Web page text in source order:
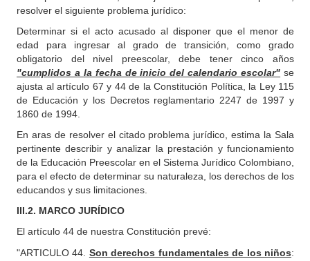
resolver el siguiente problema jurídico:
Determinar si el acto acusado al disponer que el menor de
edad para ingresar al grado de transición, como grado
obligatorio del nivel preescolar, debe tener cinco años
"cumplidos a la fecha de inicio del calendario escolar" se
ajusta al artículo 67 y 44 de la Constitución Política, la Ley 115
de Educación y los Decretos reglamentario 2247 de 1997 y
1860 de 1994.
En aras de resolver el citado problema jurídico, estima la Sala
pertinente describir y analizar la prestación y funcionamiento
de la Educación Preescolar en el Sistema Jurídico Colombiano,
para el efecto de determinar su naturaleza, los derechos de los
educandos y sus limitaciones.
III.2. MARCO JURÍDICO
El artículo 44 de nuestra Constitución prevé:
"ARTICULO 44. Son derechos fundamentales de los niños: